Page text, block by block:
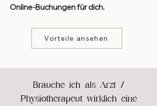
Online-Buchungen für dich.
Vorteile ansehen
Brauche ich als Arzt /
Physiotherapeut wirklich eine